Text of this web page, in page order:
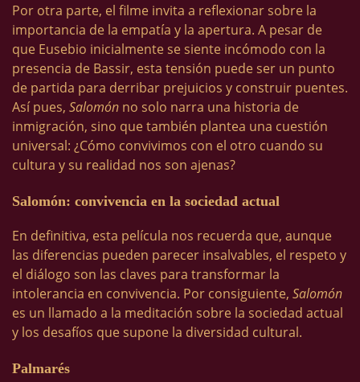
Por otra parte, el filme invita a reflexionar sobre la
importancia de la empatía y la apertura. A pesar de
que Eusebio inicialmente se siente incómodo con la
presencia de Bassir, esta tensión puede ser un punto
de partida para derribar prejuicios y construir puentes.
Así pues, Salomón no solo narra una historia de
inmigración, sino que también plantea una cuestión
universal: ¿Cómo convivimos con el otro cuando su
cultura y su realidad nos son ajenas?
Salomón: convivencia en la sociedad actual
En definitiva, esta película nos recuerda que, aunque
las diferencias pueden parecer insalvables, el respeto y
el diálogo son las claves para transformar la
intolerancia en convivencia. Por consiguiente, Salomón
es un llamado a la meditación sobre la sociedad actual
y los desafíos que supone la diversidad cultural.
Palmarés